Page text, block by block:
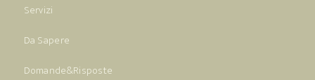
Servizi
Da Sapere
Domande&Risposte